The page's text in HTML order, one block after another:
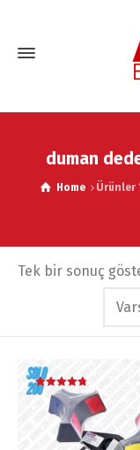
duman
Home
Ürünler
Tek bir sonuç
5 üzerinden
4.75
oy aldı